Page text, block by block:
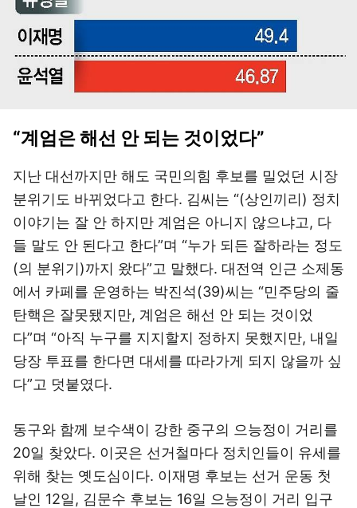
“계엄은 해선 안 되는 것이었다”
지난 대선까지만 해도 국민의힘 후보를 밀었던 시장
분위기도 바뀌었다고 한다. 김씨는 “(상인끼리) 정치
이야기는 잘 안 하지만 계엄은 아니지 않으냐고, 다
들 말도 안 된다고 한다”며 “누가 되든 잘하라는 정도
(의 분위기)까지 왔다”고 말했다. 대전역 인근 소제동
에서 카페를 운영하는 박진석(39)씨는 “민주당의 줄
탄핵은 잘못됐지만, 계엄은 해선 안 되는 것이었
다”며 “아직 누구를 지지할지 정하지 못했지만, 내일
당장 투표를 한다면 대세를 따라가게 되지 않을까 싶
다”고 덧붙였다.
동구와 함께 보수색이 강한 중구의 으능정이 거리를
20일 찾았다. 이곳은 선거철마다 정치인들이 유세를
위해 찾는 옛도심이다. 이재명 후보는 선거 운동 첫
날인 12일, 김문수 후보는 16일 으능정이 거리 입구